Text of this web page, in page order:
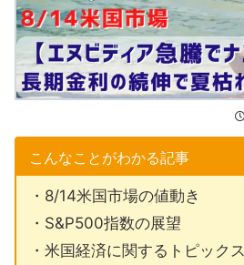
こんなことがわかる記事
・8/14米国市場の値動き
・S&P500指数の展望
・米国経済に関するトピックス